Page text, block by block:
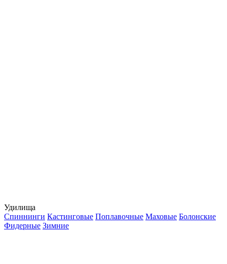
Удилища
Спиннинги Кастинговые Поплавочные Маховые Болонские
Фидерные Зимние